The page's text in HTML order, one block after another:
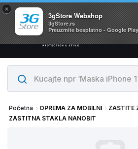
×
3gStore Webshop
3gStore.rs
Preuzmite besplatno - Google Play
Svi proizvodi su na lageru.
Početna OPREMA ZA MOBILNI
ZASTITE
ZASTITNA STAKLA NANOBIT